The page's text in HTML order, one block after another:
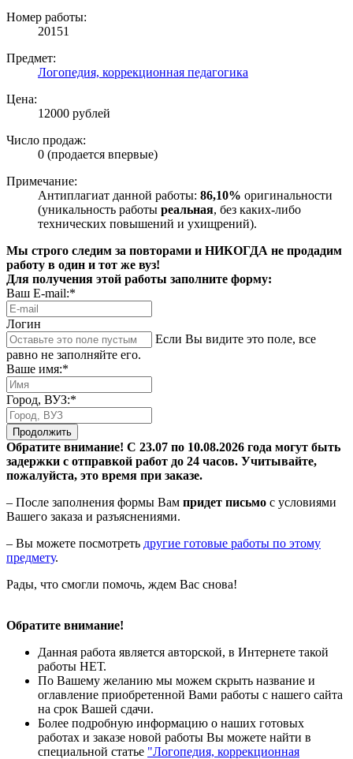
Номер работы:
20151
Предмет:
Логопедия, коррекционная педагогика
Цена:
12000 рублей
Число продаж:
0 (продается впервые)
Примечание:
Антиплагиат данной работы: 86,10% оригинальности
(уникальность работы реальная, без каких-либо
технических повышений и ухищрений).
Мы строго следим за повторами и НИКОГДА не продадим
работу в один и тот же вуз!
Для получения этой работы заполните форму:
Ваш E-mail:*
Логин
Если Вы видите это поле, все
равно не заполняйте его.
Ваше имя:*
Город, ВУЗ:*
Продолжить
Обратите внимание! С 23.07 по 10.08.2026 года могут быть
задержки с отправкой работ до 24 часов. Учитывайте,
пожалуйста, это время при заказе.
– После заполнения формы Вам придет письмо с условиями
Вашего заказа и разъяснениями.
– Вы можете посмотреть другие готовые работы по этому
предмету.
Рады, что смогли помочь, ждем Вас снова!
Обратите внимание!
Данная работа является авторской, в Интернете такой
работы НЕТ.
По Вашему желанию мы можем скрыть название и
оглавление приобретенной Вами работы с нашего сайта
на срок Вашей сдачи.
Более подробную информацию о наших готовых
работах и заказе новой работы Вы можете найти в
специальной статье "Логопедия, коррекционная